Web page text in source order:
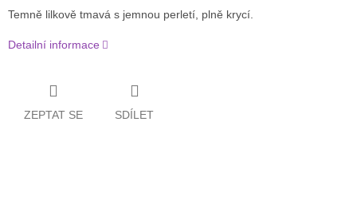
Temně lilkově tmavá s jemnou perletí, plně krycí.
Detailní informace
ZEPTAT SE SDÍLET